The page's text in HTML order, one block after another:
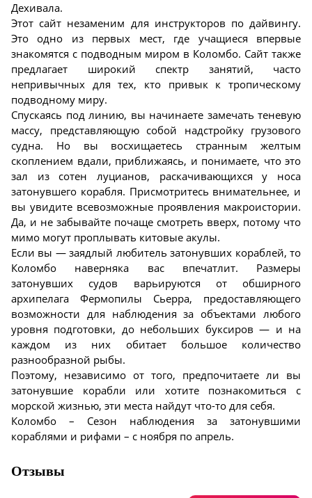
Дехивала.
Этот сайт незаменим для инструкторов по дайвингу.
Это одно из первых мест, где учащиеся впервые
знакомятся с подводным миром в Коломбо. Сайт также
предлагает широкий спектр занятий, часто
непривычных для тех, кто привык к тропическому
подводному миру.
Спускаясь под линию, вы начинаете замечать теневую
массу, представляющую собой надстройку грузового
судна. Но вы восхищаетесь странным желтым
скоплением вдали, приближаясь, и понимаете, что это
зал из сотен луцианов, раскачивающихся у носа
затонувшего корабля. Присмотритесь внимательнее, и
вы увидите всевозможные проявления макроистории.
Да, и не забывайте почаще смотреть вверх, потому что
мимо могут проплывать китовые акулы.
Если вы — заядлый любитель затонувших кораблей, то
Коломбо наверняка вас впечатлит. Размеры
затонувших судов варьируются от обширного
архипелага Фермопилы Сьерра, предоставляющего
возможности для наблюдения за объектами любого
уровня подготовки, до небольших буксиров — и на
каждом из них обитает большое количество
разнообразной рыбы.
Поэтому, независимо от того, предпочитаете ли вы
затонувшие корабли или хотите познакомиться с
морской жизнью, эти места найдут что-то для себя.
Коломбо – Сезон наблюдения за затонувшими
кораблями и рифами – с ноября по апрель.
Отзывы